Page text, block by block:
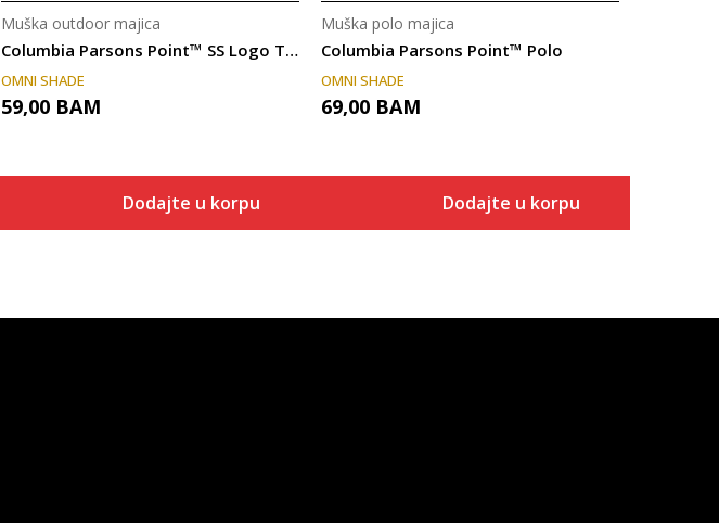
Columbia Parsons Point™ SS Logo Tee
Muška outdoor majica
OMNI SHADE
59,00 BAM
Dodajte u korpu
Columbia Parsons Point™ Polo
Muška polo majica
OMNI SHADE
69,00 BAM
Dodajte u korpu